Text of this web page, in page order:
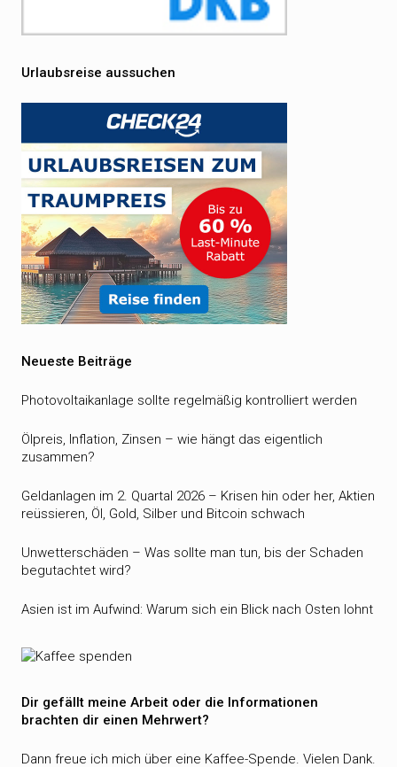
Urlaubsreise aussuchen
Neueste Beiträge
Photovoltaikanlage sollte regelmäßig kontrolliert werden
Ölpreis, Inflation, Zinsen – wie hängt das eigentlich
zusammen?
Geldanlagen im 2. Quartal 2026 – Krisen hin oder her, Aktien
reüssieren, Öl, Gold, Silber und Bitcoin schwach
Unwetterschäden – Was sollte man tun, bis der Schaden
begutachtet wird?
Asien ist im Aufwind: Warum sich ein Blick nach Osten lohnt
Dir gefällt meine Arbeit oder die Informationen
brachten dir einen Mehrwert?
Dann freue ich mich über eine Kaffee-Spende. Vielen Dank.